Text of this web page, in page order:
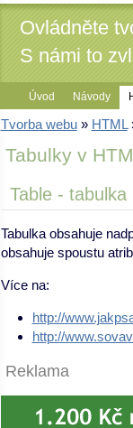
Ovládněte
S námi to
Úvod Návody
Tvorba webu» HTML
Tabulky v
Table - tabulka
Tabulka obsahuje
obsahuje spoustu
Více na:
http://
http://
Reklama